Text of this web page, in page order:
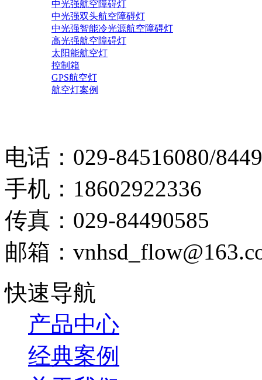
中光强航空障碍灯
中光强双头航空障碍灯
中光强智能冷光源航空障碍灯
高光强航空障碍灯
太阳能航空灯
控制箱
GPS航空灯
航空灯案例
电话：029-84516080/
手机：18602922336
传真：029-84490585
邮箱：
快速导航
产品中心
经典案例